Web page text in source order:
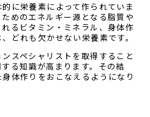
に栄養素によって作られていま
めのエネルギー源となる脂質や
るビタミン・ミネラル、身体作
どれも欠かせない栄養素です。
スペシャリストを取得すること
る知識が高まります。その結
体作りをおこなえるようになり